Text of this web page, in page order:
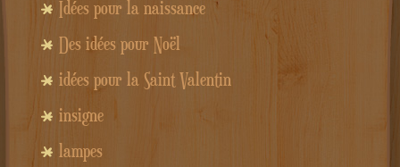
Idées pour la naissance
Des idées pour Noël
idées pour la Saint Valentin
insigne
lampes